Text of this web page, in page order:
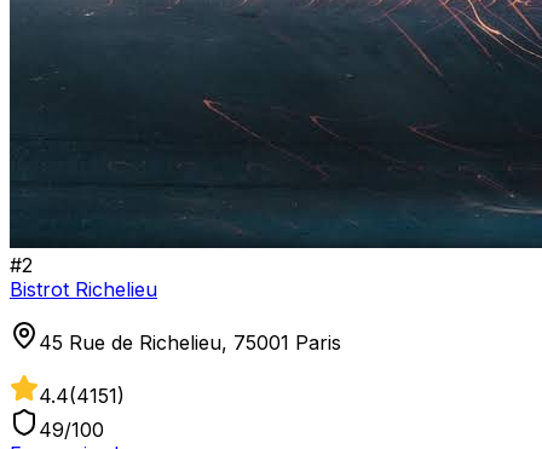
#2
Bistrot Richelieu
45 Rue de Richelieu, 75001 Paris
4.4(4151)
49/100